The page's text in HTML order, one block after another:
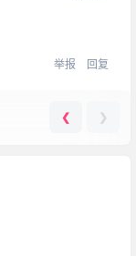
举报 回复
❮ ❯